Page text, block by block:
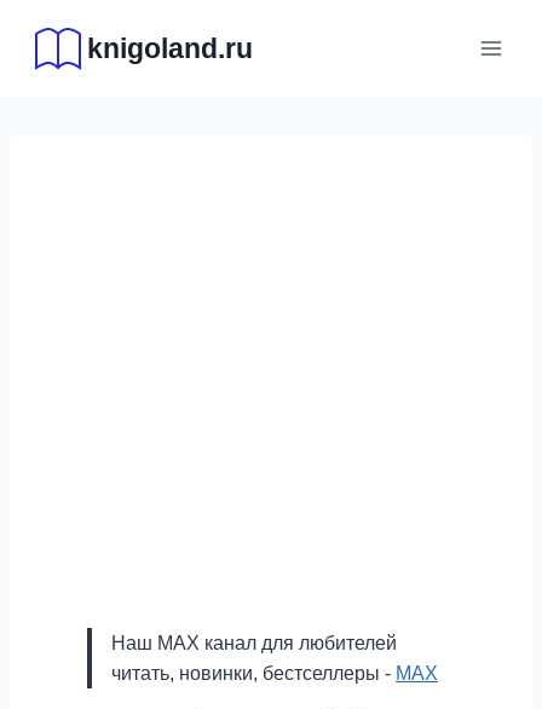
содержимому
knigoland.ru
Наш MAX канал для любителей
читать, новинки, бестселлеры - MAX